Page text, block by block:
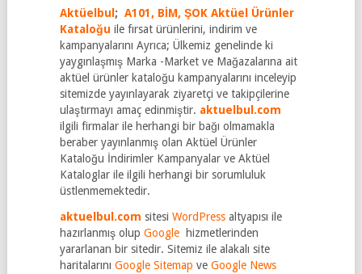
Aktüelbul ; A101, BİM, ŞOK Aktüel Ürünler
Kataloğu ile fırsat ürünlerini, indirim ve
kampanyalarını Ayrıca; Ülkemiz genelinde ki
yaygınlaşmış Marka -Market ve Mağazalarına ait
aktüel ürünler kataloğu kampanyalarını inceleyip
sitemizde yayınlayarak ziyaretçi ve takipçilerine
ulaştırmayı amaç edinmiştir. aktuelbul.com
ilgili firmalar ile herhangi bir bağı olmamakla
beraber yayınlanmış olan Aktüel Ürünler
Kataloğu İndirimler Kampanyalar ve Aktüel
Kataloglar ile ilgili herhangi bir sorumluluk
üstlenmemektedir.
aktuelbul.com sitesi WordPressaltyapısı ile
hazırlanmış olup Googlehizmetlerinden
yararlanan bir sitedir. Sitemiz ile alakalı site
haritalarını Google Sitemap ve Google News